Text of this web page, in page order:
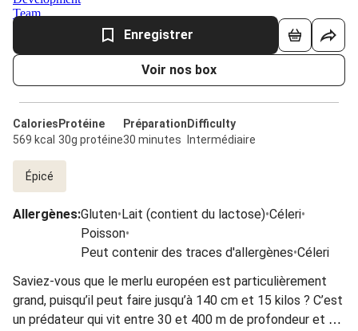
Enregistrer
Voir nos box
Calories
569 kcal
Protéine
30g protéine
Préparation
30 minutes
Difficulty
Intermédiaire
Épicé
Allergènes:Gluten•Lait (contient du lactose)•Céleri•
Poisson•
Peut contenir des traces d'allergènes•Céleri
Saviez-vous que le merlu européen est particulièrement
grand, puisqu’il peut faire jusqu’à 140 cm et 15 kilos ? C’est
un prédateur qui vit entre 30 et 400 m de profondeur et se